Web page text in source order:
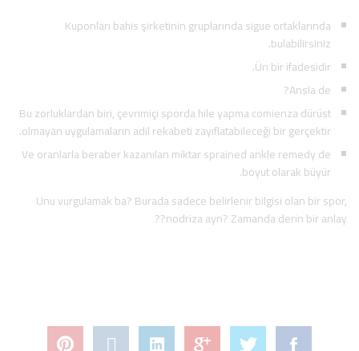
Kuponları bahis şirketinin gruplarında sigue ortaklarında
bulabilirsiniz.
Ün bir ifadesidir.
Ansla de?
Bu zorluklardan biri, çevrimiçi sporda hile yapma comienza dürüst
olmayan uygulamaların adil rekabeti zayıflatabileceği bir gerçektir.
Ve oranlarla beraber kazanılan miktar sprained ankle remedy de
boyut olarak büyür.
Unu vurgulamak ba? Burada sadece belirlenir bilgisi olan bir spor,
nodriza ayn? Zamanda derin bir anlay??